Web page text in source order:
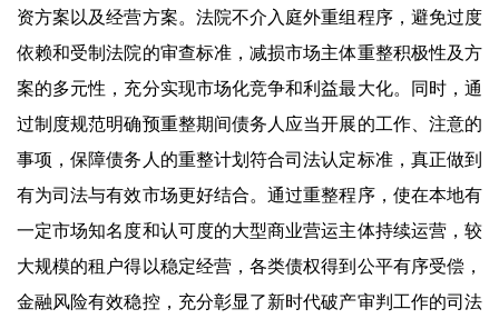
资方案以及经营方案。法院不介入庭外重组程序，避免过度
依赖和受制法院的审查标准，减损市场主体重整积极性及方
案的多元性，充分实现市场化竞争和利益最大化。同时，通
过制度规范明确预重整期间债务人应当开展的工作、注意的
事项，保障债务人的重整计划符合司法认定标准，真正做到
有为司法与有效市场更好结合。通过重整程序，使在本地有
一定市场知名度和认可度的大型商业营运主体持续运营，较
大规模的租户得以稳定经营，各类债权得到公平有序受偿，
金融风险有效稳控，充分彰显了新时代破产审判工作的司法